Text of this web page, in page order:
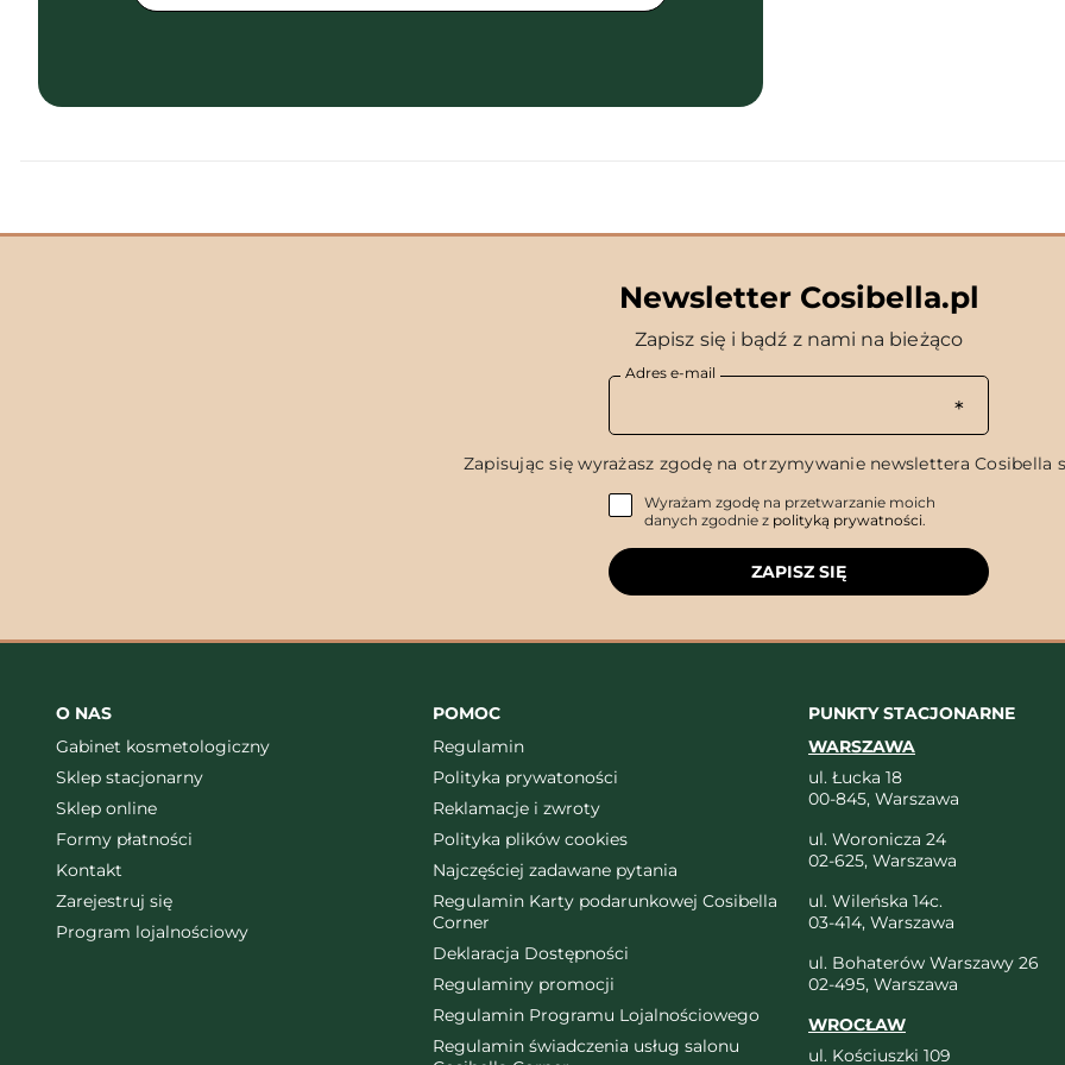
Newsletter Cosibella.pl
Zapisz się i bądź z nami na bieżąco
Adres e-mail
Zapisując się wyrażasz zgodę na otrzymywanie newslettera Cosibella
Wyrażam zgodę na przetwarzanie moich
danych zgodnie z polityką prywatności.
ZAPISZ SIĘ
O NAS
Gabinet kosmetologiczny
Sklep stacjonarny
Sklep online
Formy płatności
Kontakt
Zarejestruj się
Program lojalnościowy
POMOC
Regulamin
Polityka prywatoności
Reklamacje i zwroty
Polityka plików cookies
Najczęściej zadawane pytania
Regulamin Karty podarunkowej Cosibella
Corner
Deklaracja Dostępności
Regulaminy promocji
Regulamin Programu Lojalnościowego
Regulamin świadczenia usług salonu
PUNKTY STACJONARNE
WARSZAWA
ul. Łucka 18
00-845, Warszawa
ul. Woronicza 24
02-625, Warszawa
ul. Wileńska 14c.
03-414, Warszawa
ul. Bohaterów Warszawy 26
02-495, Warszawa
WROCŁAW
ul. Kościuszki 109